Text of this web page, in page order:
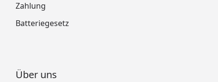
Zahlung
Batteriegesetz
Über uns